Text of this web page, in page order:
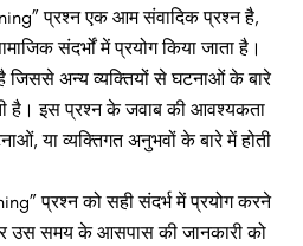
प्रश्न एक आम संवादिक प्रश्न है,
संदर्भों में प्रयोग किया जाता है।
अन्य व्यक्तियों से घटनाओं के बारे
है। इस प्रश्न के जवाब की आवश्यकता
या व्यक्तिगत अनुभवों के बारे में होती
प्रश्न को सही संदर्भ में प्रयोग करने
उस समय के आसपास की जानकारी को